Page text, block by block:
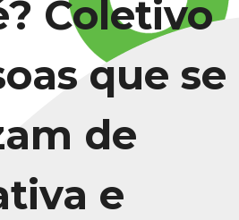
Coletivo
que se
de
e